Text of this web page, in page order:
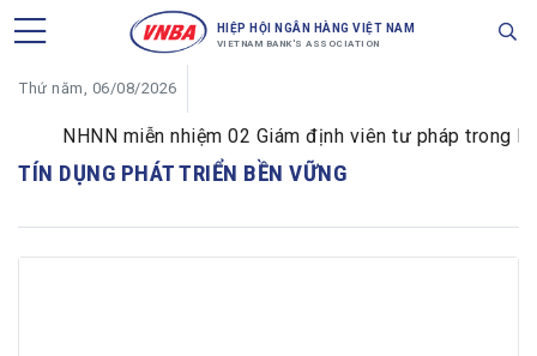
HIỆP HỘI NGÂN HÀNG VIỆT NAM
VIETNAM BANK'S ASSOCIATION
Thứ năm, 06/08/2026
NHNN miễn nhiệm 02 Giám định viên tư pháp trong
TÍN DỤNG PHÁT TRIỂN BỀN VỮNG